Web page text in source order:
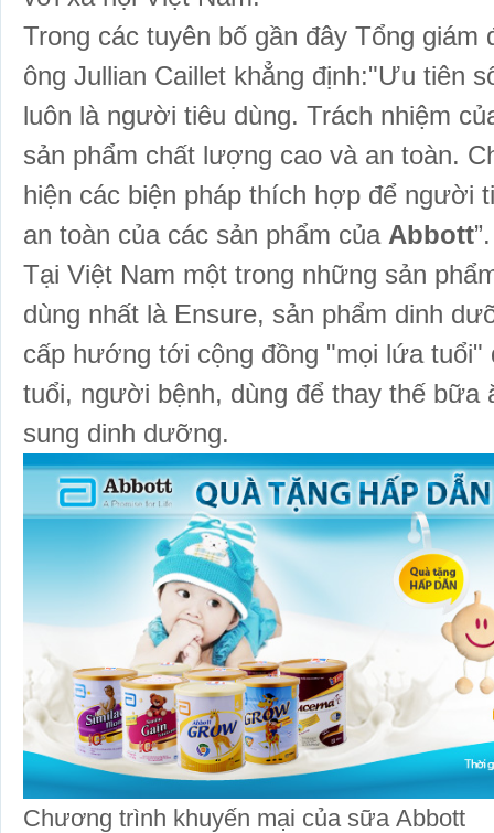
Trong các tuyên bố gần đây Tổng giám
ông Jullian Caillet khẳng định:"Ưu tiên
luôn là người tiêu dùng. Trách nhiệm
sản phẩm chất lượng cao và an toàn.
hiện các biện pháp thích hợp để người
an toàn của các sản phẩm của Abbott”.
Tại Việt Nam một trong những sản
dùng nhất là Ensure, sản phẩm dinh
cấp hướng tới cộng đồng "mọi lứa
tuổi, người bệnh, dùng để thay thế bữa
sung dinh dưỡng.
Chương trình khuyến mại của sữa Abbott